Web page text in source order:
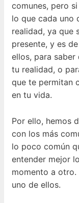
comunes, pero
lo que cada uno
realidad, ya que
presente, y es
ellos, para
tu realidad, o
que te permitan
en tu vida.
Por ello, hemos
con los más
lo poco común
entender mejor
momento a otro.
uno de ellos.